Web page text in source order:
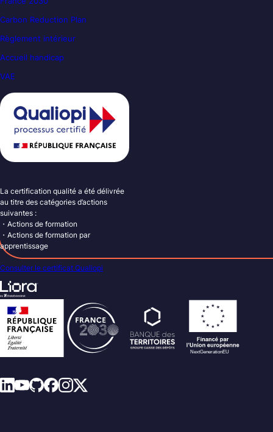
Carbon Reduction Plan
Règlement intérieur
Accueil handicap
VAE
La certification qualité a été délivrée
au titre des catégories d’actions
suivantes :
・Actions de formation
・Actions de formation par
apprentissage
Consulter le certificat Qualiopi